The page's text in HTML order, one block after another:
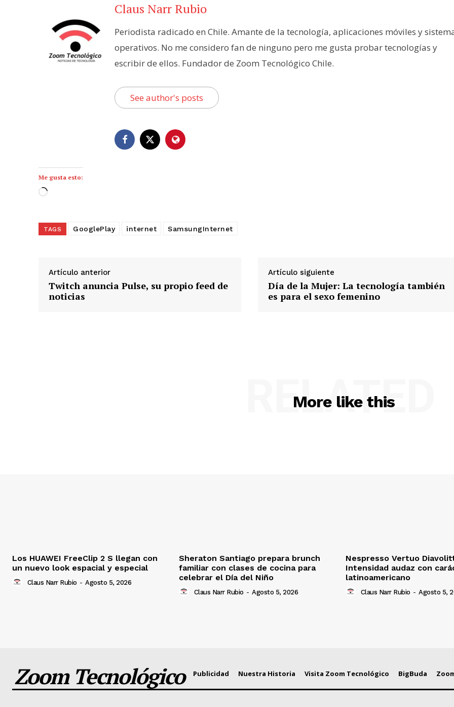
Claus Narr Rubio
Periodista radicado en Chile. Amante de la tecnología, aplicaciones móviles y
operativos. No me considero fan de ninguno pero me gusta probar tecnologías y
escribir de ellos. Fundador de Zoom Tecnológico Chile.
See author's posts
Me gusta esto:
C
g
d
o
.
TAGS GooglePlay internet SamsungInternet
Artículo anterior
Twitch anuncia Pulse, su propio feed de
noticias
Artículo siguiente
Día de la Mujer: La tecnología también
es para el sexo femenino
More like this
RELATED
Los HUAWEI FreeClip 2 S llegan con
un nuevo look espacial y especial
Claus Narr Rubio - Agosto 5, 2026
Sheraton Santiago prepara brunch
familiar con clases de cocina para
celebrar el Día del Niño
Claus Narr Rubio - Agosto 5, 2026
Nespresso Vertuo
Intensidad audaz con
latinoamericano
Claus Narr Rubio - Agosto 5,
Zoom Tecnológico Publicidad Nuestra Historia Visita Zoom Tecnológico BigBuda